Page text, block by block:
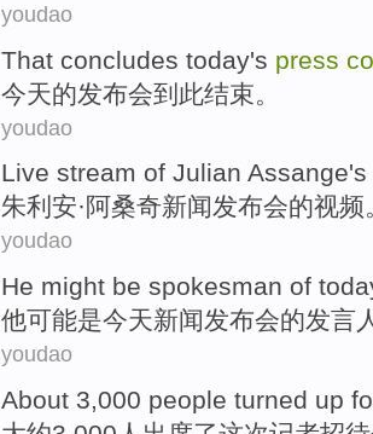
youdao
That concludes today's press
今天的发布会到此结束。
youdao
Live stream of Julian Assange's
朱利安·阿桑奇新闻发布会的视频
youdao
He might be spokesman of
他可能是今天新闻发布会的发言
youdao
About 3,000 people turned up